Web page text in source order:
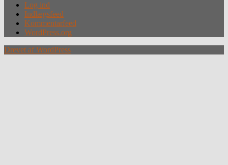
Log ind
Indlægsfeed
Kommentarfeed
WordPress.org
Drevet af WordPress